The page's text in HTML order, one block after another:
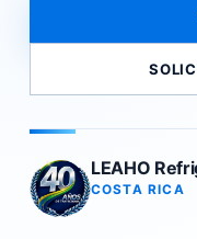
LEAHO
COSTA RICA